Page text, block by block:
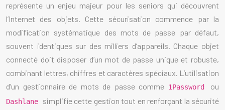
représente un enjeu majeur pour les seniors qui découvrent
l’Internet des objets. Cette sécurisation commence par la
modification systématique des mots de passe par défaut,
souvent identiques sur des milliers d’appareils. Chaque objet
connecté doit disposer d’un mot de passe unique et robuste,
combinant lettres, chiffres et caractères spéciaux. L’utilisation
d’un gestionnaire de mots de passe comme 1Password ou
Dashlane simplifie cette gestion tout en renforçant la sécurité